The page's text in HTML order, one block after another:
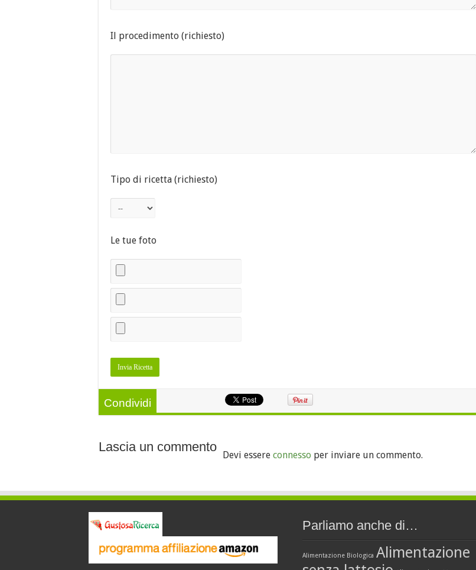
Il procedimento (richiesto)
Tipo di ricetta (richiesto)
Le tue foto
Condividi
Lascia un commento
Devi essere connesso per inviare un commento.
Parliamo anche di…
Alimentazione Biologica Alimentazione